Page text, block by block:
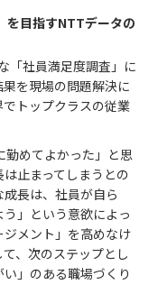
を目指すNTTデータの
「社員満足度調査」に
を現場の問題解決に
トップクラスの従業
めてよかった」と思
止まってしまうとの
長は、社員が自ら
う」という意欲によっ
メント」を高めなけ
、次のステップとし
」のある職場づくり